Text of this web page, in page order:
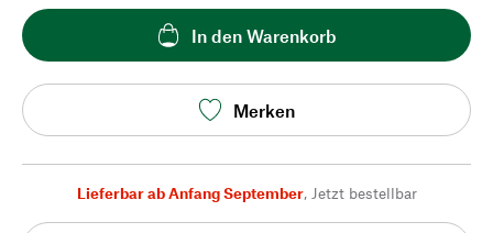
In den Warenkorb
Merken
Lieferbar ab Anfang September, Jetzt bestellbar